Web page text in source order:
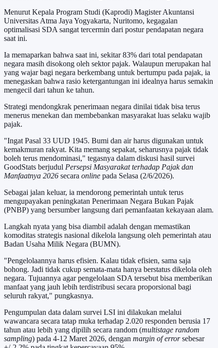
Menurut Kepala Program Studi (Kaprodi) Magister Akuntansi
Universitas Atma Jaya Yogyakarta, Nuritomo, kegagalan
optimalisasi SDA sangat tercermin dari postur pendapatan negara
saat ini.
Ia memaparkan bahwa saat ini, sekitar 83% dari total pendapatan
negara masih disokong oleh sektor pajak. Walaupun merupakan hal
yang wajar bagi negara berkembang untuk bertumpu pada pajak, ia
menegaskan bahwa rasio ketergantungan ini idealnya harus semakin
mengecil dari tahun ke tahun.
Strategi mendongkrak penerimaan negara dinilai tidak bisa terus
menerus menekan dan membebankan masyarakat luas selaku wajib
pajak.
"Ingat Pasal 33 UUD 1945. Bumi dan air harus digunakan untuk
kemakmuran rakyat. Kita memang sepakat, seharusnya pajak tidak
boleh terus mendominasi," tegasnya dalam diskusi hasil survei
GoodStats berjudul Persepsi Masyarakat terhadap Pajak dan
Manfaatnya 2026 secara online pada Selasa (2/6/2026).
Sebagai jalan keluar, ia mendorong pemerintah untuk terus
mengupayakan peningkatan Penerimaan Negara Bukan Pajak
(PNBP) yang bersumber langsung dari pemanfaatan kekayaan alam.
Langkah nyata yang bisa diambil adalah dengan memastikan
komoditas strategis nasional dikelola langsung oleh pemerintah atau
Badan Usaha Milik Negara (BUMN).
"Pengelolaannya harus efisien. Kalau tidak efisien, sama saja
bohong. Jadi tidak cukup semata-mata hanya berstatus dikelola oleh
negara. Tujuannya agar pengelolaan SDA tersebut bisa memberikan
manfaat yang jauh lebih terdistribusi secara proporsional bagi
seluruh rakyat," pungkasnya.
Pengumpulan data dalam survei LSI ini dilakukan melalui
wawancara secara tatap muka terhadap 2.020 responden berusia 17
tahun atau lebih yang dipilih secara random (multistage random
sampling) pada 4-12 Maret 2026, dengan margin of errorsebesar